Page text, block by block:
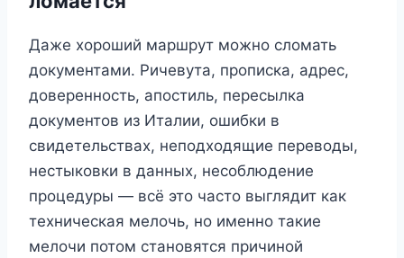
Даже хороший маршрут можно сломать
документами. Ричевута, прописка, адрес,
доверенность, апостиль, пересылка
документов из Италии, ошибки в
свидетельствах, неподходящие переводы,
нестыковки в данных, несоблюдение
процедуры — всё это часто выглядит как
техническая мелочь, но именно такие
мелочи потом становятся причиной